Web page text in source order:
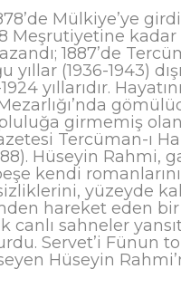
Mülkiye’ye
Meşrutiyetine
1887’de
(1936-1943)
yıllarıdır.
girmemiş
Tercüman-ı
Hüseyin Rahmi,
kendi
yüzeyde
hareket eden
canlı sahneler
Servet’i Fünun
Hüseyin